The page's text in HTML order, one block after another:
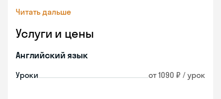
Читать дальше
Услуги и цены
Английский язык
Уроки от 1090 ₽ / урок